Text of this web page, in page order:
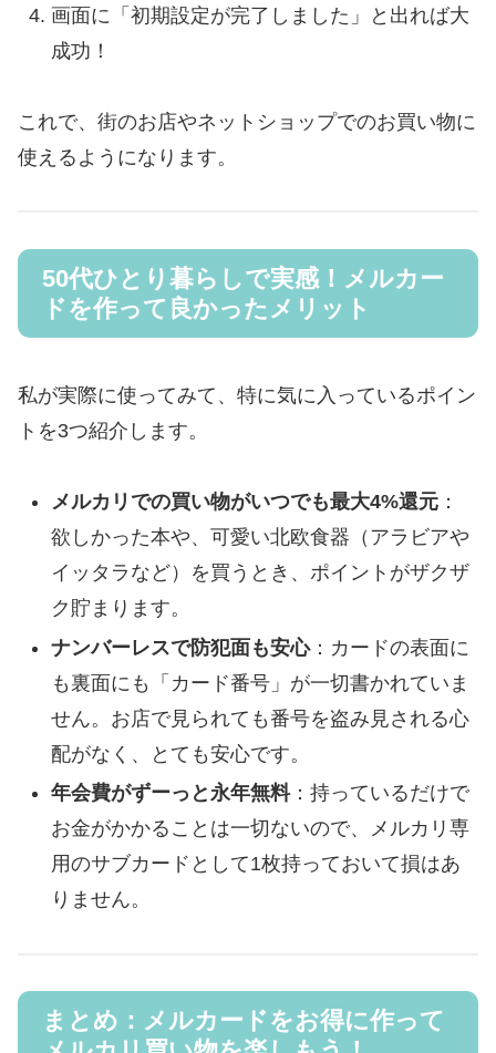
画面に「初期設定が完了しました」と出れば大
成功！
これで、街のお店やネットショップでのお買い物に
使えるようになります。
50代ひとり暮らしで実感！メルカー
ドを作って良かったメリット
私が実際に使ってみて、特に気に入っているポイン
トを3つ紹介します。
メルカリでの買い物がいつでも最大4%還元：
欲しかった本や、可愛い北欧食器（アラビアや
イッタラなど）を買うとき、ポイントがザクザ
ク貯まります。
ナンバーレスで防犯面も安心：カードの表面に
も裏面にも「カード番号」が一切書かれていま
せん。お店で見られても番号を盗み見される心
配がなく、とても安心です。
年会費がずーっと永年無料：持っているだけで
お金がかかることは一切ないので、メルカリ専
用のサブカードとして1枚持っておいて損はあ
りません。
まとめ：メルカードをお得に作って